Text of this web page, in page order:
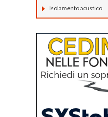
Isolamento acustico